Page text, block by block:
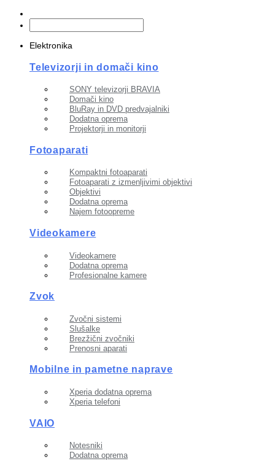
Elektronika
Televizorji in domači kino
SONY televizorji BRAVIA
Domači kino
BluRay in DVD predvajalniki
Dodatna oprema
Projektorji in monitorji
Fotoaparati
Kompaktni fotoaparati
Fotoaparati z izmenljivimi objektivi
Objektivi
Dodatna oprema
Najem fotoopreme
Videokamere
Videokamere
Dodatna oprema
Profesionalne kamere
Zvok
Zvočni sistemi
Slušalke
Brezžični zvočniki
Prenosni aparati
Mobilne in pametne naprave
Xperia dodatna oprema
Xperia telefoni
VAIO
Notesniki
Dodatna oprema